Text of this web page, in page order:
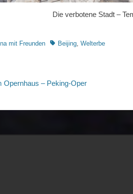
Die verbotene Stadt –
mit Freunden Schlagworte
Beijing Welterbe
Opernhaus – Peking-Oper